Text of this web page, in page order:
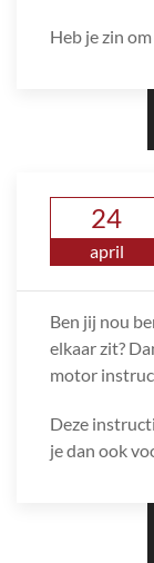
Heb je zin
24
april
Ben jij nou
elkaar zit?
motor
Deze
je dan ook